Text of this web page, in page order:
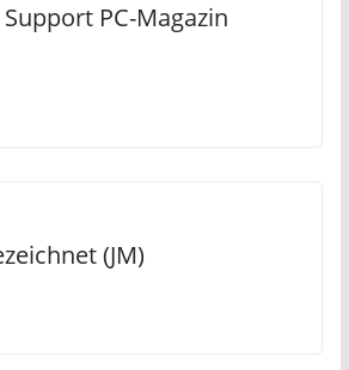
Support PC-Magazin
(JM)